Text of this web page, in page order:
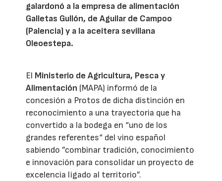
galardonó a la empresa de alimentación
Galletas Gullón, de Aguilar de Campoo
(Palencia) y a la aceitera sevillana
Oleoestepa.
El Ministerio de Agricultura, Pesca y
Alimentación (MAPA) informó de la
concesión a Protos de dicha distinción en
reconocimiento a una trayectoria que ha
convertido a la bodega en “uno de los
grandes referentes“ del vino español
sabiendo ”combinar tradición, conocimiento
e innovación para consolidar un proyecto de
excelencia ligado al territorio”.